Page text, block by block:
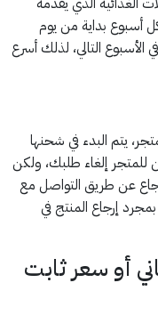
أسبوع بداية من يوم
في الأسبوع التالي، لذلك أسرع
يتم البدء في شحنها
للمتجر إلغاء طلبك، ولكن
عن طريق التواصل مع
إرجاع المنتج في
أو سعر ثابت